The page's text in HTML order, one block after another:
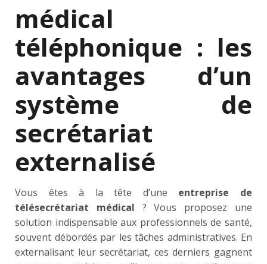
médical
téléphonique : les
avantages d’un
système de
secrétariat
externalisé
Vous êtes à la tête d’une entreprise de
télésecrétariat médical ? Vous proposez une
solution indispensable aux professionnels de santé,
souvent débordés par les tâches administratives. En
externalisant leur secrétariat, ces derniers gagnent